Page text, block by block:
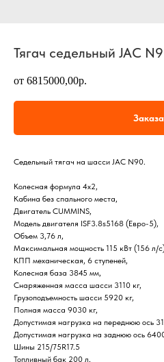
Тягач седельный JAC
от 6815000,00р.
Седельный тягач на шасси JAC N90.
Колесная формула 4х2,
Кабина без спального места,
Двигатель CUMMINS,
Модель двигателя ISF3.8s5168 (Евро-5),
Объем 3,76 л,
Максимальная мощность 115 кВт (156 л/
КПП механическая, 6 ступеней,
Колесная база 3845 мм,
Снаряженная масса шасси 3110 кг,
Грузоподъемность шасси 5920 кг,
Полная масса 9030 кг,
Допустимая нагрузка на переднюю ось
Допустимая нагрузка на заднюю ось
Шины 215/75R17.5
Топливный бак 200 л,